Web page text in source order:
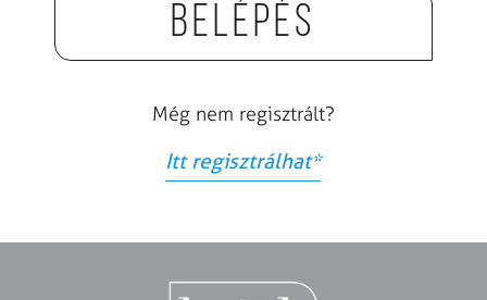
Belépés
Még nem regisztrált?
Itt regisztrálhat*